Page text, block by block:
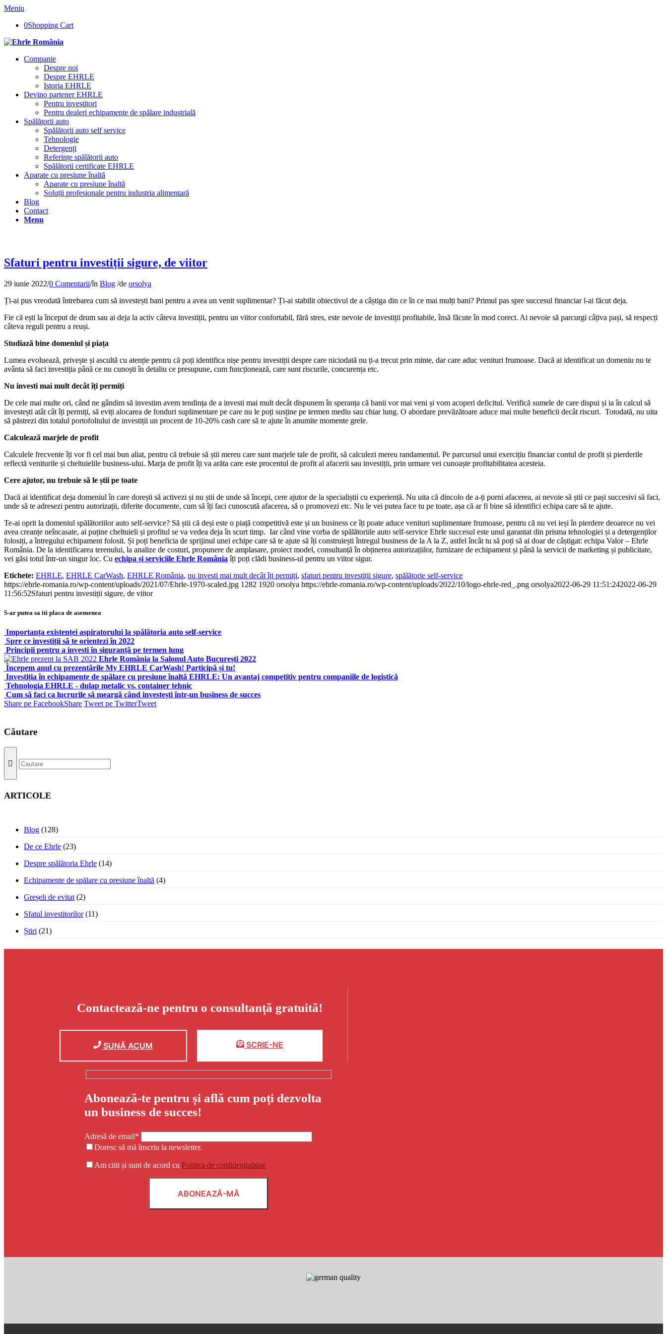
Meniu
0Shopping Cart
Companie
Despre noi
Despre EHRLE
Istoria EHRLE
Devino partener EHRLE
Pentru investitori
Pentru dealeri echipamente de spălare industrială
Spălătorii auto
Spălătorii auto self service
Tehnologie
Detergenți
Referințe spălătorii auto
Spălătorii certificate EHRLE
Aparate cu presiune înaltă
Aparate cu presiune înaltă
Soluții profesionale pentru industria alimentară
Blog
Contact
Menu
Sfaturi pentru investiții sigure, de viitor
29 iunie 2022/0 Comentarii/în Blog /de orsolya
Ți-ai pus vreodată întrebarea cum să investești bani pentru a avea un venit suplimentar? Ți-ai stabilit obiectivul de a câștiga din ce în ce mai mulți bani? Primul pas spre succesul financiar l-ai făcut deja.
Fie că ești la început de drum sau ai deja la activ câteva investiții, pentru un viitor confortabil, fără stres, este nevoie de investiții profitabile, însă făcute în mod corect. Ai nevoie să parcurgi câțiva pași, să respecți
câteva reguli pentru a reuși.
Studiază bine domeniul și piața
Lumea evoluează, privește și ascultă cu atenție pentru că poți identifica nișe pentru investiții despre care niciodată nu ți-a trecut prin minte, dar care aduc venituri frumoase. Dacă ai identificat un domeniu nu te
avânta să faci investiția până ce nu cunoști în detaliu ce presupune, cum funcționează, care sunt riscurile, concurența etc.
Nu investi mai mult decât îți permiți
De cele mai multe ori, când ne gândim să investim avem tendința de a investi mai mult decât dispunem în speranța că banii vor mai veni și vom acoperi deficitul. Verifică sumele de care dispui și ia în calcul să
investești atât cât îți permiți, să eviți alocarea de fonduri suplimentare pe care nu le poți susține pe termen mediu sau chiar lung. O abordare prevăzătoare aduce mai multe beneficii decât riscuri. Totodată, nu uita
să păstrezi din totalul portofoliului de investiții un procent de 10-20% cash care să te ajute în anumite momente grele.
Calculează marjele de profit
Calculele frecvente îți vor fi cel mai bun aliat, pentru că trebuie să știi mereu care sunt marjele tale de profit, să calculezi mereu randamentul. Pe parcursul unui exercițiu financiar contul de profit și pierderile
reflectă veniturile și cheltuielile business-ului. Marja de profit îți va arăta care este procentul de profit al afacerii sau investiții, prin urmare vei cunoaște profitabilitatea acesteia.
Cere ajutor, nu trebuie să le știi pe toate
Dacă ai identificat deja domeniul în care dorești să activezi și nu știi de unde să începi, cere ajutor de la specialiștii cu experiență. Nu uita că dincolo de a-ți porni afacerea, ai nevoie să știi ce pași succesivi să faci,
unde să te adresezi pentru autorizații, diferite documente, cum să îți faci cunoscută afacerea, să o promovezi etc. Nu le vei putea face tu pe toate, așa că ar fi bine să identifici echipa care să te ajute.
Te-ai oprit la domeniul spălătoriilor auto self-service? Să știi că deși este o piață competitivă este și un business ce îți poate aduce venituri suplimentare frumoase, pentru că nu vei ieși în pierdere deoarece nu vei
avea creanțe neîncasate, ai puține cheltuieli și profitul se va vedea deja în scurt timp. Iar când vine vorba de spălătoriile auto self-service Ehrle succesul este unul garantat din prisma tehnologiei și a detergenților
folosiți, a întregului echipament folosit. Și poți beneficia de sprijinul unei echipe care să te ajute să îți construiești întregul business de la A la Z, astfel încât tu să poți să ai doar de câștigat: echipa Valor – Ehrle
România. De la identificarea terenului, la analize de costuri, propunere de amplasare, proiect model, consultanță în obținerea autorizațiilor, furnizare de echipament și până la servicii de marketing și publicitate,
vei găsi totul într-un singur loc. Cu echipa și serviciile Ehrle România îți poți clădi business-ul pentru un viitor sigur.
Etichete: EHRLE, EHRLE CarWash, EHRLE România, nu investi mai mult decât îți permiți, sfaturi pentru investiții sigure, spălătorie self-service
https://ehrle-romania.ro/wp-content/uploads/2021/07/Ehrle-1970-scaled.jpg 1282 1920 orsolya https://ehrle-romania.ro/wp-content/uploads/2022/10/logo-ehrle-red_.png orsolya2022-06-29 11:51:242022-06-29
11:56:52Sfaturi pentru investiții sigure, de viitor
S-ar putea sa iti placa de asemenea
Importanța existenței aspiratorului la spălătoria auto self-service
Spre ce investiții să te orientezi în 2022
Principii pentru a investi în siguranță pe termen lung
Ehrle România la Salonul Auto București 2022
Începem anul cu prezentările My EHRLE CarWash! Participă și tu!
Investiția în echipamente de spălare cu presiune înaltă EHRLE: Un avantaj competitiv pentru companiile de logistică
Tehnologia EHRLE - dulap metalic vs. container tehnic
Cum să faci ca lucrurile să meargă când investești într-un business de succes
Share pe FacebookShare Tweet pe TwitterTweet
Căutare
ARTICOLE
Blog (128)
De ce Ehrle (23)
Despre spălătoria Ehrle (14)
Echipamente de spălare cu presiune înaltă (4)
Greșeli de evitat (2)
Sfatul investitorilor(11)
Știri (21)
Contactează-ne pentru o consultanță gratuită!
SUNĂ ACUM SCRIE-NE
Abonează-te pentru și află cum poți dezvolta
un business de succes!
Adresă de email*
Doresc să mă înscriu la newsletter.
Am citit și sunt de acord cu Politica de confidențialitate